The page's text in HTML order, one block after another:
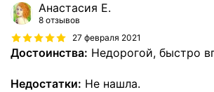
Анастасия Е.
8 отзывов
27 февраля 2021
Достоинства: Недорогой, быстро
Недостатки: Не нашла.